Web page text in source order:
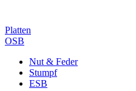
Platten
OSB
Nut & Feder
Stumpf
ESB